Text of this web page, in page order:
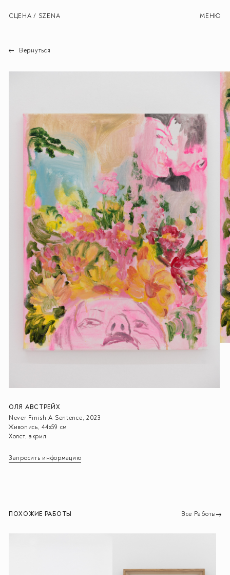
СЦЕНА / SZENA МЕНЮ
Вернуться
ОЛЯ АВСТРЕЙХ
Never Finish A Sentence, 2023
Живопись, 44х59 см
Холст, акрил
Запросить информацию
ПОХОЖИЕ РАБОТЫ Все Работы